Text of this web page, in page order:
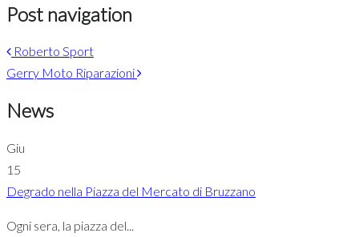
Post navigation
Roberto Sport
Gerry Moto Riparazioni
News
Giu
15
Degrado nella Piazza del Mercato di Bruzzano
Ogni sera, la piazza del...